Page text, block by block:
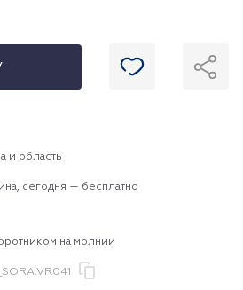
и область
сегодня — бесплатно
на молнии